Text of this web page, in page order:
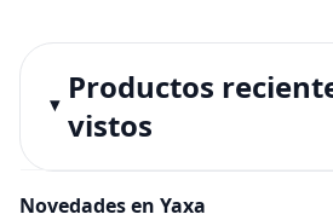
Productos
vistos
Novedades en Yaxa